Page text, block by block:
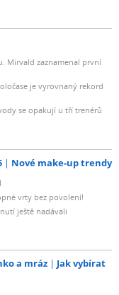
Mirvald zaznamenal první
je vyrovnaný rekord
se opakují u tří trenérů
Nové make-up trendy
vrty bez povolení!
ještě nadávali
a mráz
Jak vybírat